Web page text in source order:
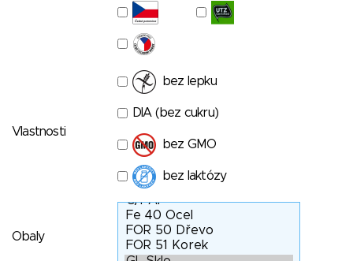
Vlastnosti
bez lepku
DIA (bez cukru)
bez GMO
bez laktózy
Obaly